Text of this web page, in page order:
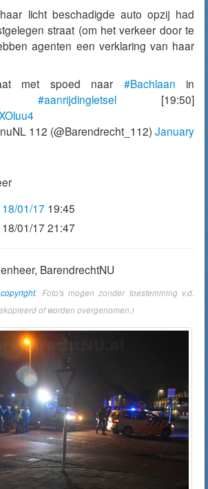
licht beschadigde auto opzij had
straat (om het verkeer door te
agenten een verklaring van haar
met spoed naar #Bachlaan in
#aanrijdingletsel[19:50]
112 (@Barendrecht_112) January
18/01/17 19:45
18/01/17 21:47
BarendrechtNU
copyright. Foto's mogen zonder toestemming v.d.
of worden overgenomen.)